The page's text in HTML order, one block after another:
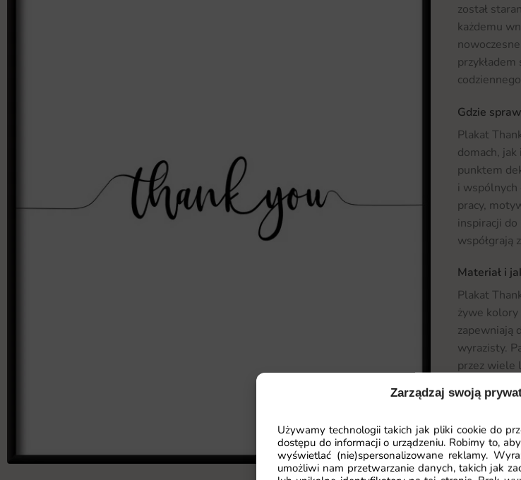
Zarządzaj swoją
Używamy technologii takich jak pliki cookie do
dostępu do informacji o urządzeniu. Robimy to,
wyświetlać (nie)spersonalizowane reklamy.
umożliwi nam przetwarzanie danych, takich jak
został
każdemu
Gdzie
Plakat
domach,
punktem
i
pracy,
inspiracji do
współgrają
Materiał i
Plakat
żywe
zapewniają
wyrazisty.
przez wiele
Plakat
go do
małego
Czytaj